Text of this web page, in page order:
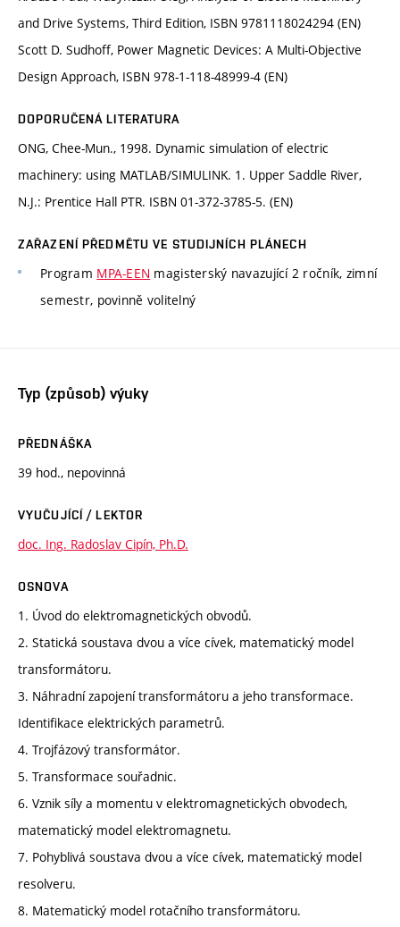
and Drive Systems, Third Edition, ISBN 9781118024294 (EN)
Scott D. Sudhoff, Power Magnetic Devices: A Multi-Objective
Design Approach, ISBN 978-1-118-48999-4 (EN)
DOPORUČENÁ LITERATURA
ONG, Chee-Mun., 1998. Dynamic simulation of electric
machinery: using MATLAB/SIMULINK. 1. Upper Saddle River,
N.J.: Prentice Hall PTR. ISBN 01-372-3785-5. (EN)
ZAŘAZENÍ PŘEDMĚTU VE STUDIJNÍCH PLÁNECH
Program MPA-EEN magisterský navazující 2 ročník, zimní
semestr, povinně volitelný
Typ (způsob) výuky
PŘEDNÁŠKA
39 hod., nepovinná
VYUČUJÍCÍ / LEKTOR
doc. Ing. Radoslav Cipín, Ph.D.
OSNOVA
1. Úvod do elektromagnetických obvodů.
2. Statická soustava dvou a více cívek, matematický model
transformátoru.
3. Náhradní zapojení transformátoru a jeho transformace.
Identifikace elektrických parametrů.
4. Trojfázový transformátor.
5. Transformace souřadnic.
6. Vznik síly a momentu v elektromagnetických obvodech,
matematický model elektromagnetu.
7. Pohyblivá soustava dvou a více cívek, matematický model
resolveru.
8. Matematický model rotačního transformátoru.